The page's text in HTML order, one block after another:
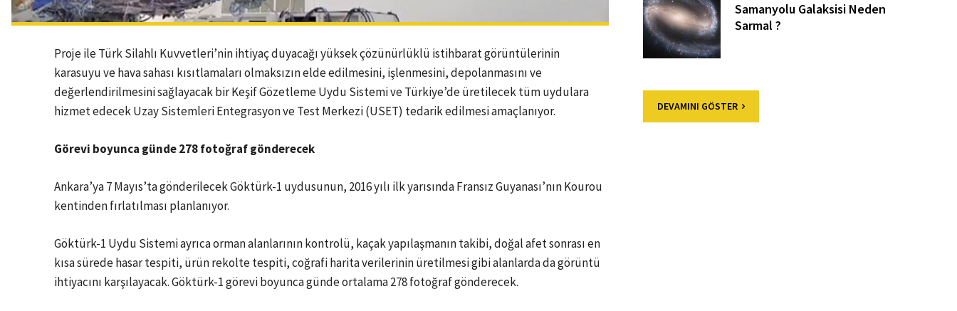
Proje ile Türk Silahlı Kuvvetleri’nin ihtiyaç duyacağı yüksek çözünürlüklü istihbarat görüntülerinin
karasuyu ve hava sahası kısıtlamaları olmaksızın elde edilmesini, işlenmesini, depolanmasını ve
değerlendirilmesini sağlayacak bir Keşif Gözetleme Uydu Sistemi ve Türkiye’de üretilecek tüm uydulara
hizmet edecek Uzay Sistemleri Entegrasyon ve Test Merkezi (USET) tedarik edilmesi amaçlanıyor.
Görevi boyunca günde 278 fotoğraf gönderecek
Ankara’ya 7 Mayıs’ta gönderilecek Göktürk-1 uydusunun, 2016 yılı ilk yarısında Fransız Guyanası’nın Kourou
kentinden fırlatılması planlanıyor.
Göktürk-1 Uydu Sistemi ayrıca orman alanlarının kontrolü, kaçak yapılaşmanın takibi, doğal afet sonrası en
kısa sürede hasar tespiti, ürün rekolte tespiti, coğrafi harita verilerinin üretilmesi gibi alanlarda da görüntü
ihtiyacını karşılayacak. Göktürk-1 görevi boyunca günde ortalama 278 fotoğraf gönderecek.
Samanyolu Galaksisi Neden
Sarmal ?
DEVAMINI GÖSTER